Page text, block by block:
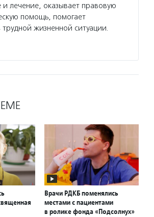
и лечение, оказывает правовую
помощь, помогает
жизненной ситуации.
Врачи РДКБ поменялись
местами с пациентами
в ролике фонда «Подсолнух»